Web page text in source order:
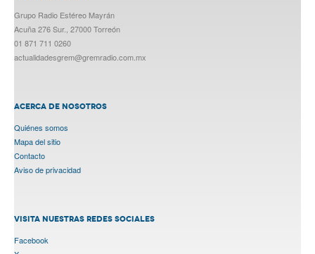
Grupo Radio Estéreo Mayrán
Acuña 276 Sur., 27000 Torreón
01 871 711 0260
actualidadesgrem@gremradio.com.mx
ACERCA DE NOSOTROS
Quiénes somos
Mapa del sitio
Contacto
Aviso de privacidad
VISITA NUESTRAS REDES SOCIALES
Facebook